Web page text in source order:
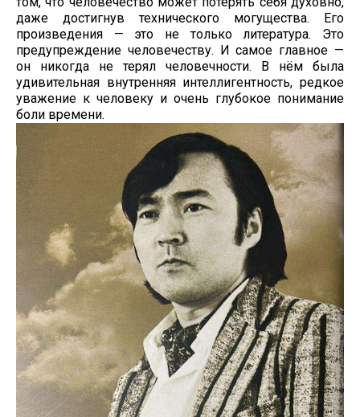
даже достигнув технического могущества. Его
произведения — это не только литература. Это
предупреждение человечеству. И самое главное —
он никогда не терял человечности. В нём была
удивительная внутренняя интеллигентность, редкое
уважение к человеку и очень глубокое понимание
боли времени.